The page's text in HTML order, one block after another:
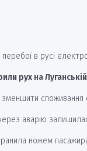
в русі
рух на Луганській
зменшити споживання
аварію
ножем